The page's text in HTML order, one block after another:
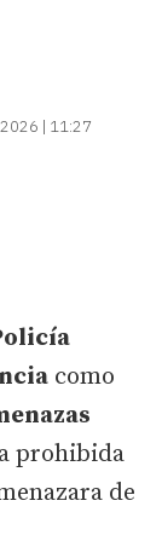
| 11:27
como
prohibida
de